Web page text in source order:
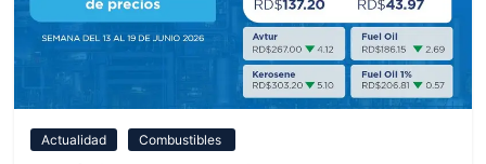
Actualidad Combustibles